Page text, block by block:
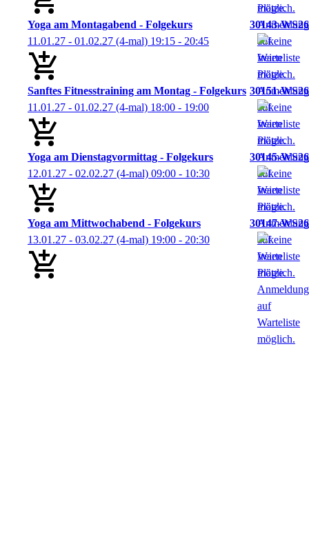
Yoga am Montagabend - Folgekurs
30143-WS26
11.01.27 - 01.02.27 (4-mal) 19:15 - 20:45
Sanftes Fitnesstraining am Montag - Folgekurs 30151-WS26
11.01.27 - 01.02.27 (4-mal) 18:00 - 19:00
Yoga am Dienstagvormittag - Folgekurs
30145-WS26
12.01.27 - 02.02.27 (4-mal) 09:00 - 10:30
Yoga am Mittwochabend - Folgekurs
30147-WS26
13.01.27 - 03.02.27 (4-mal) 19:00 - 20:30